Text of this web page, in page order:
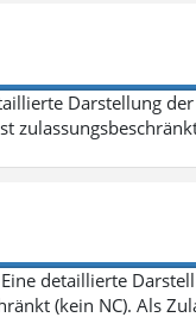
Darstellung
detaillierte
(kein NC). Als